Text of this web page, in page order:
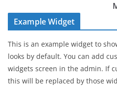
o
o
k
o
n
Example Widget
This is an example widget to
looks by default. You can add
widgets screen in the admin. If
this will be replaced by those